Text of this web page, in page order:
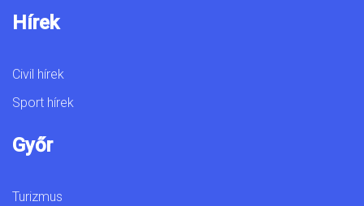
Hírek
Civil hírek
Sport hírek
Győr
Turizmus